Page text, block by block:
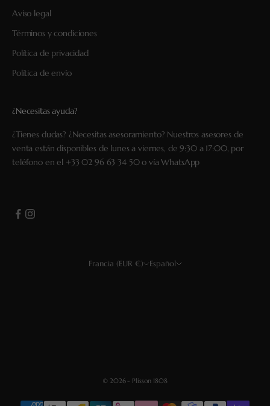
Aviso legal
Términos y condiciones
Política de privacidad
Política de envío
¿Necesitas ayuda?
¿Tienes dudas? ¿Necesitas asesoramiento? Nuestros asesores de
venta están disponibles de lunes a viernes, de 9:30 a 17:00, por
teléfono en el +33 02 96 63 34 50o víaWhatsApp
Francia (EUR €) Español
© 2026 - Plisson 1808